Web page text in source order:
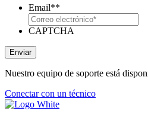
Email**
CAPTCHA
Enviar
Nuestro equipo de soporte está
Conectar con un técnico